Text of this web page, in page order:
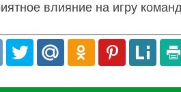
влияние на игру